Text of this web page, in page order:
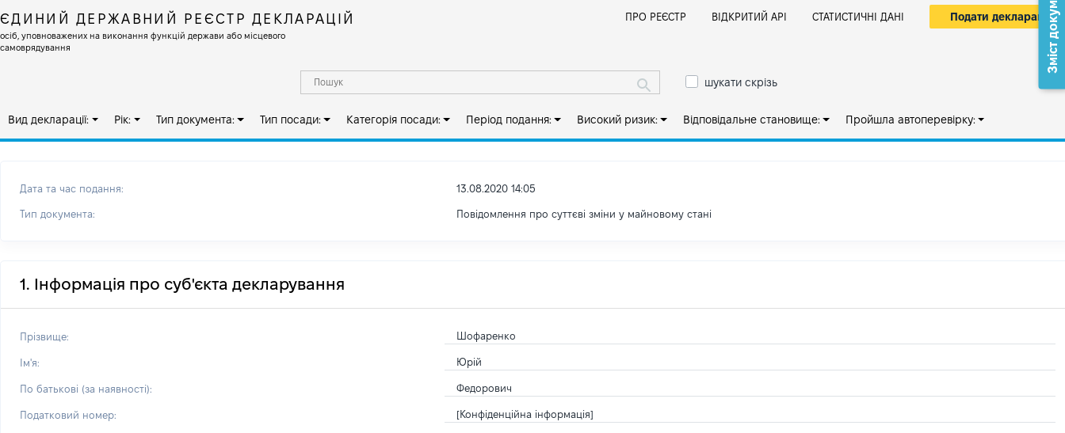
ЄДИНИЙ ДЕРЖАВНИЙ РЕЄСТР ДЕКЛАРАЦІЙ
осіб, уповноважених на виконання функцій держави або місцевого
самоврядування
ПРО РЕЄСТР ВІДКРИТИЙ АРІ СТАТИСТИЧНІ ДАНІ Подати декларацію
шукати скрізь
Вид декларації: Рік: Тип документа: Тип посади: Категорія посади: Період подання: Високий ризик: Відповідальне становище: Пройшла автоперевірку:
Дата та час подання: 13.08.2020 14:05
Тип документа: Повідомлення про суттєві зміни y майновому стані
1. Інформація про суб'єкта декларування
Прізвище: Шофаренко
Ім'я: Юрій
По батькові (за наявності): Федорович
Податковий номер: [Конфіденційна інформація]
Зміст документа